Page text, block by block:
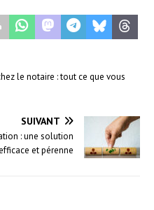
le notaire : tout ce que vous
SUIVANT
: une solution
et pérenne